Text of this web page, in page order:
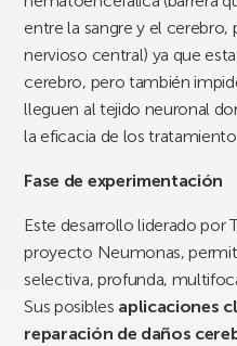
entre la sangre y el
nervioso central) ya que
cerebro, pero también
lleguen al tejido neuronal
la eficacia de los
Fase de experimentación
Este desarrollo liderado por
proyecto Neumonas,
selectiva, profunda,
Sus posibles aplicaciones
reparación de daños